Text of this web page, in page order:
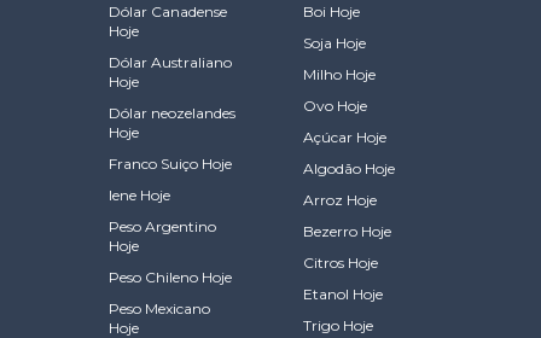
Dólar Canadense
Hoje
Dólar Australiano
Hoje
Dólar neozelandes
Hoje
Franco Suiço Hoje
Iene Hoje
Peso Argentino
Hoje
Peso Chileno Hoje
Peso Mexicano
Hoje
Boi Hoje
Soja Hoje
Milho Hoje
Ovo Hoje
Açúcar Hoje
Algodão Hoje
Arroz Hoje
Bezerro Hoje
Citros Hoje
Etanol Hoje
Trigo Hoje